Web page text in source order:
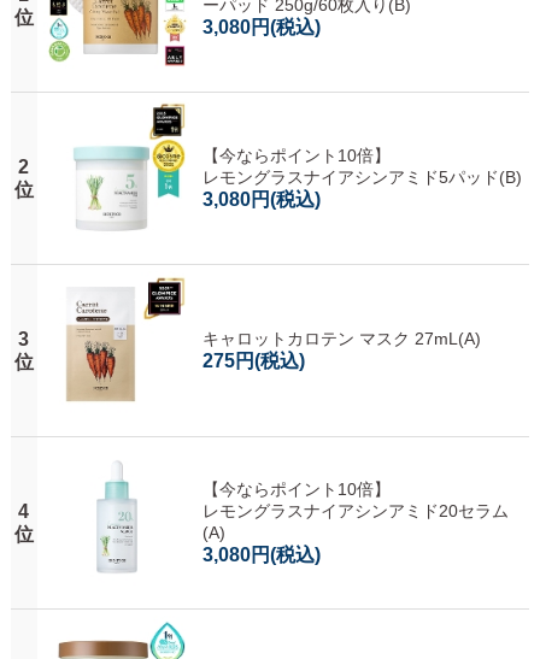
位
ーパッド 250g/60枚入り(B)
3,080円(税込)
2
位
【今ならポイント10倍】
レモングラスナイアシンアミド5パッド(B)
3,080円(税込)
3
位
キャロットカロテン マスク 27mL(A)
275円(税込)
4
位
【今ならポイント10倍】
レモングラスナイアシンアミド20セラム
(A)
3,080円(税込)